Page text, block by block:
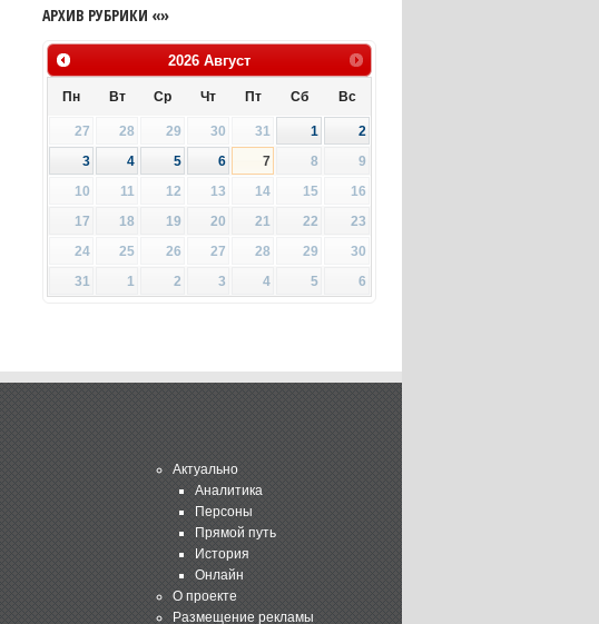
АРХИВ РУБРИКИ «»
2026 Август
Пн Вт Ср Чт Пт Сб Вс
27 28 29 30 31 1
2
3
4 5 6 7 8
9
10
11 12 13 14 15
16
17
18 19 20 21 22
23
24
25 26 27 28 29
30
31
1 2 3 4 5 6
Актуально
Аналитика
Персоны
Прямой путь
История
Онлайн
О проекте
Размещение рекламы